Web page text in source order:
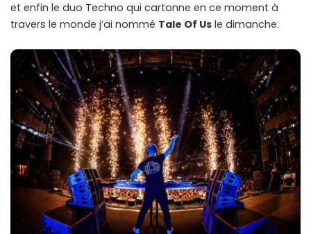
et enfin le duo Techno qui cartonne en ce moment à
travers le monde j’ai nommé Tale Of Us le dimanche.